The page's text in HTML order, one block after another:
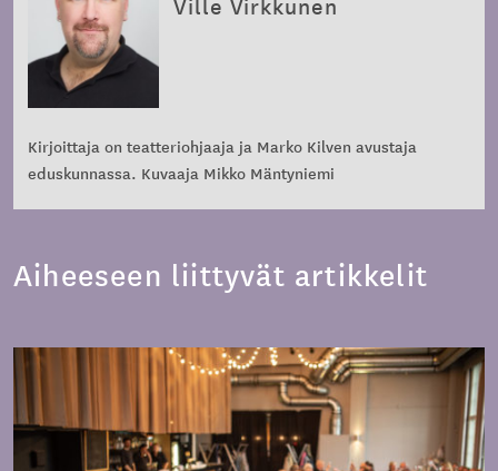
Kirjoittaja on teatteriohjaaja ja Marko Kilven avustaja
eduskunnassa. Kuvaaja Mikko Mäntyniemi
Aiheeseen liittyvät artikkelit